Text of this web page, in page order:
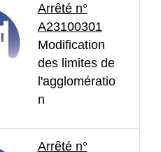
Arrêté n°
A23100301
Modification
des limites de
l'agglomératio
n
Arrêté n°